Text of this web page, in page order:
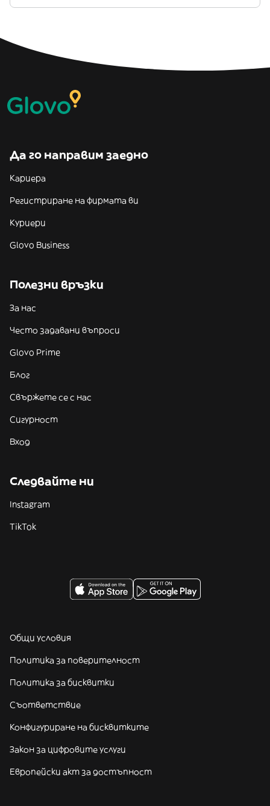
Да го направим заедно
Кариера
Регистриране на фирмата ви
Куриери
Glovo Business
Полезни връзки
За нас
Често задавани въпроси
Glovo Prime
Блог
Свържете се с нас
Сигурност
Вход
Следвайте ни
Instagram
TikTok
Общи условия
Политика за поверителност
Политика за бисквитки
Съответствие
Конфигуриране на бисквитките
Закон за цифровите услуги
Европейски акт за достъпност